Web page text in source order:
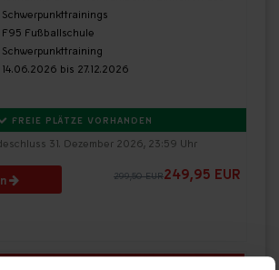
Schwerpunkttrainings
F95 Fußballschule
Schwerpunkttraining
14.06.2026 bis 27.12.2026
FREIE PLÄTZE VORHANDEN
31. Dezember 2026, 23:59 Uhr
299,50 EUR249,95 EUR